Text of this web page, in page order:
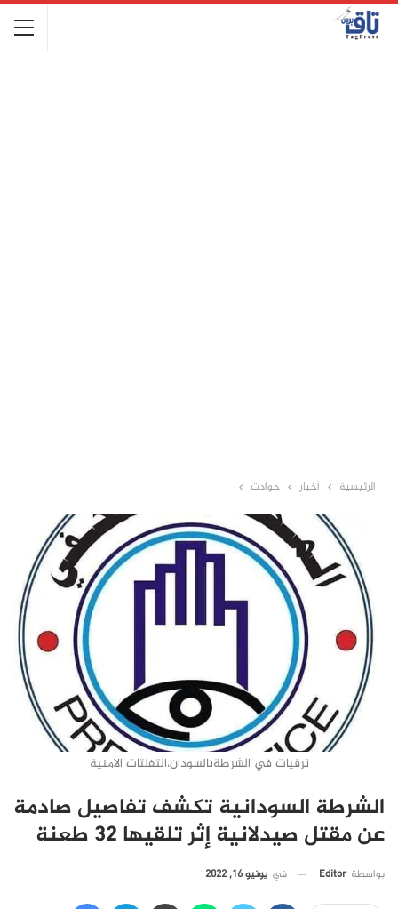
الرئيسية أخبار حوادث
ترقيات في الشرطةنالسودان،التفلتات الامنية
الشرطة السودانية تكشف تفاصيل صادمة
عن مقتل صيدلانية إثر تلقيها 32 طعنة
بواسطة Editor في يونيو 16, 2022